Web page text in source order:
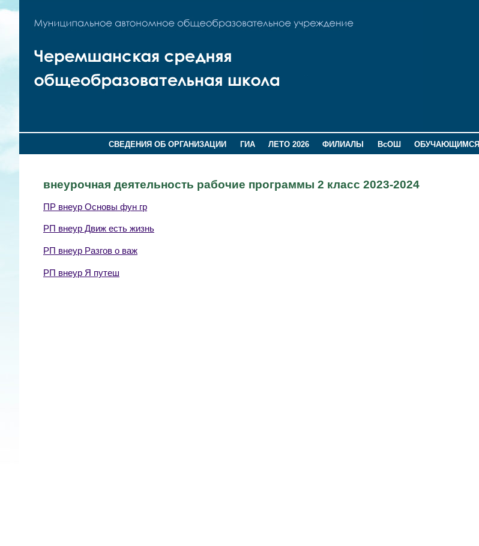
СВЕДЕНИЯ ОБ ОРГАНИЗАЦИИ ГИА ЛЕТО 2026 ФИЛИАЛЫ ВсОШ ОБУЧАЮЩИМСЯ
внеурочная деятельность рабочие программы 2 класс 2023-2024
ПР внеур Основы фун гр
РП внеур Движ есть жизнь
РП внеур Разгов о важ
РП внеур Я путеш